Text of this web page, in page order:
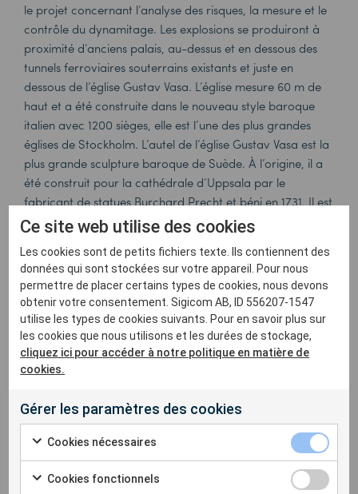
le projet concernant l’analyse des risques, la mesure et le
contrôle du dynamitage. Les explosions se produiront à
proximité d’anciens palais, au-dessus et en dessous des
tunnels ferroviaires souterrains existants et juste en
dessous de l’église Gustav Vasa. L’église mesure 60 m de
haut et a été construite dans le nouveau style baroque
italien avec 1200 sièges, elle est l’une des plus grandes
églises de Stockholm. L’autel de l’église Gustav Vasa est la
plus grande sculpture baroque de Suède. À l’origine, il a
été construit pour la cathédrale d’Uppsala par le
fabricant de statues Burchard Precht et béni en 1731. Il est
composé de gypse et d’autres matériaux fragiles.
Des économies faites grâce au système
INFRA
Beaucoup de dynamitage doit être fait pendant les
travaux. Si un autre système de mesure était sélectionné,
les coûts seraient bien plus élevés en raison des heures de
aussi pour lire et collecter les données. Pendant la période
de construction de 8 ans, l’utilisation du système INFRA
permettra d’économiser beaucoup d’heures de travail.
Au lieu que des spécialistes de la mesure surveillent des
Ce site web utilise des cookies
Les cookies sont de petits fichiers texte. Ils contiennent des
données qui sont stockées sur votre appareil. Pour nous
permettre de placer certains types de cookies, nous devons
obtenir votre consentement. Sigicom AB, ID 556207-1547
utilise les types de cookies suivants. Pour en savoir plus sur
les cookies que nous utilisons et les durées de stockage,
cliquez ici pour accéder à notre politique en matière de
cookies.
Gérer les paramètres des cookies
Cookies nécessaires
Cookies fonctionnels